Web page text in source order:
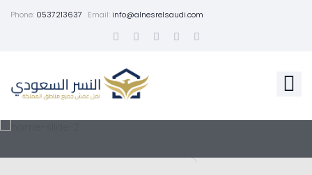
Phone: 0537213637 Email:info@alnesrelsaudi.com